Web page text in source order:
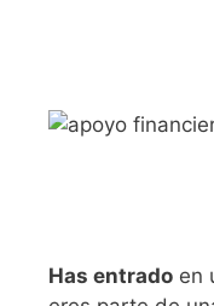
Has entrado en